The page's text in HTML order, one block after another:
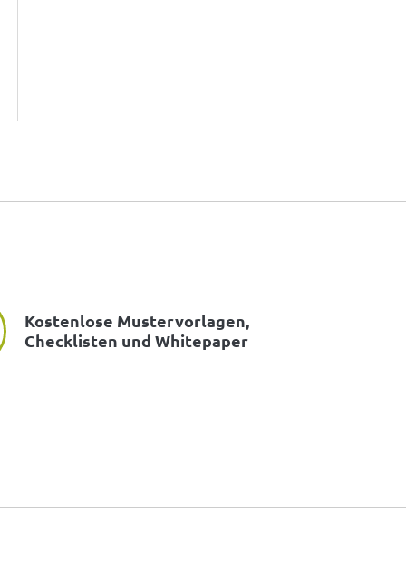
Kostenlose Mustervorlagen,
Checklisten und Whitepaper